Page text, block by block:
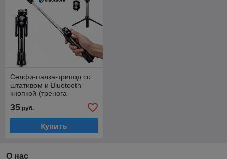
Селфи-палка-трипод со
штативом и Bluetooth-
кнопкой (тренога-
35 руб.
Купить
О нас